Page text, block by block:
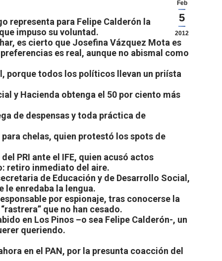
Feb
5
2012
representa para Felipe Calderón la
impuso su voluntad.
es cierto que Josefina Vázquez Mota es
es real, aunque no abismal como
porque todos los políticos llevan un priísta
y Hacienda obtenga el 50 por ciento más
de despensas y toda práctica de
chelas, quien protestó los spots de
PRI ante el IFE, quien acusó actos
retiro inmediato del aire.
de Educación y de Desarrollo Social,
le enredaba la lengua.
por espionaje, tras conocerse la
que no han cesado.
en Los Pinos –o sea Felipe Calderón-, un
queriendo.
en el PAN, por la presunta coacción del